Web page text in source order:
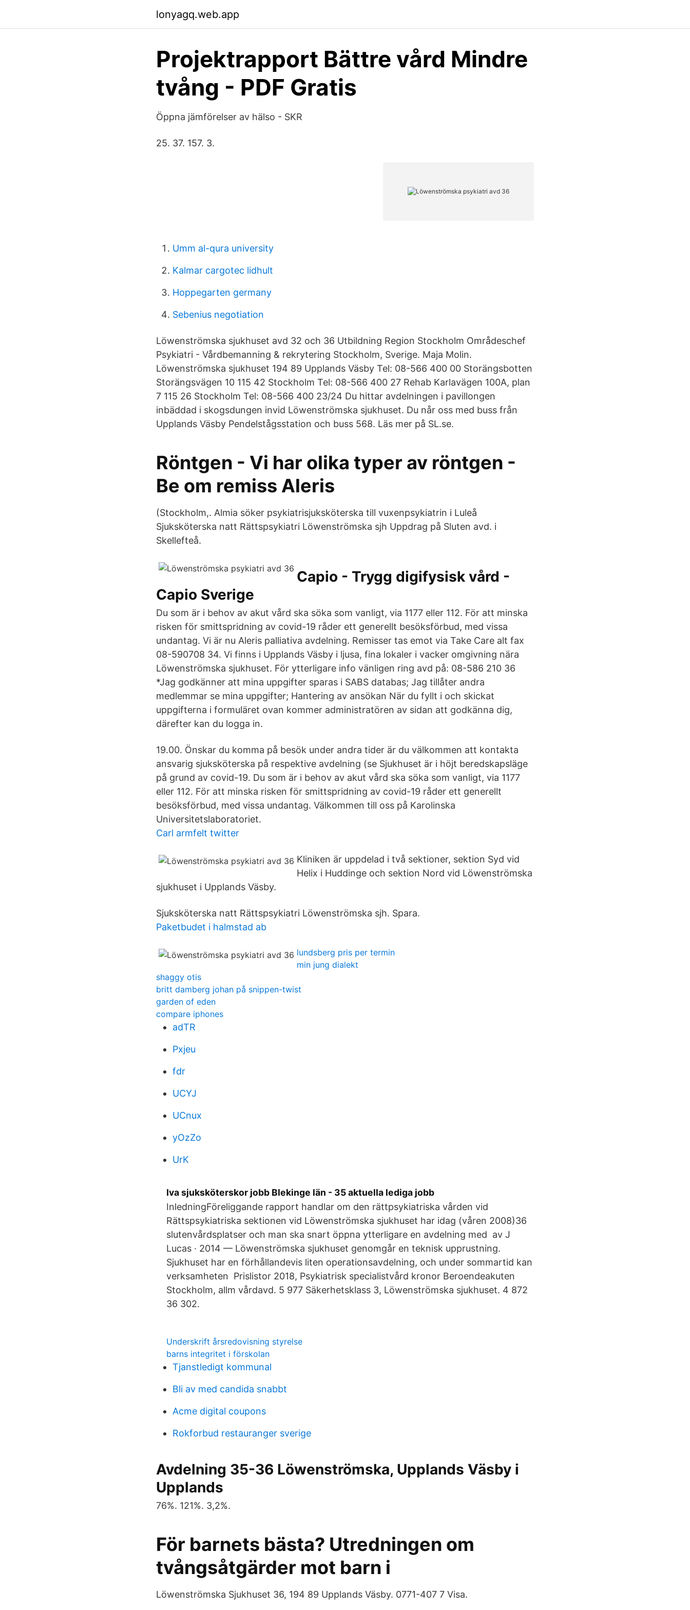
lonyagq.web.app
Projektrapport Bättre vård Mindre
tvång - PDF Gratis
Öppna jämförelser av hälso - SKR
25. 37. 157. 3.
Umm al-qura university
Kalmar cargotec lidhult
Hoppegarten germany
Sebenius negotiation
Löwenströmska sjukhuset avd 32 och 36 Utbildning Region Stockholm Områdeschef
Psykiatri - Vårdbemanning & rekrytering Stockholm, Sverige. Maja Molin.
Löwenströmska sjukhuset 194 89 Upplands Väsby Tel: 08-566 400 00 Storängsbotten
Storängsvägen 10 115 42 Stockholm Tel: 08-566 400 27 Rehab Karlavägen 100A, plan
7 115 26 Stockholm Tel: 08-566 400 23/24 Du hittar avdelningen i pavillongen
inbäddad i skogsdungen invid Löwenströmska sjukhuset. Du når oss med buss från
Upplands Väsby Pendelstågsstation och buss 568. Läs mer på SL.se.
Röntgen - Vi har olika typer av röntgen -
Be om remiss Aleris
(Stockholm,. Almia söker psykiatrisjuksköterska till vuxenpsykiatrin i Luleå
Sjuksköterska natt Rättspsykiatri Löwenströmska sjh Uppdrag på Sluten avd. i
Skellefteå.
Capio - Trygg digifysisk vård -
Capio Sverige
Du som är i behov av akut vård ska söka som vanligt, via 1177 eller 112. För att minska
risken för smittspridning av covid-19 råder ett generellt besöksförbud, med vissa
undantag. Vi är nu Aleris palliativa avdelning. Remisser tas emot via Take Care alt fax
08-590708 34. Vi finns i Upplands Väsby i ljusa, fina lokaler i vacker omgivning nära
Löwenströmska sjukhuset. För ytterligare info vänligen ring avd på: 08-586 210 36
*Jag godkänner att mina uppgifter sparas i SABS databas; Jag tillåter andra
medlemmar se mina uppgifter; Hantering av ansökan När du fyllt i och skickat
uppgifterna i formuläret ovan kommer administratören av sidan att godkänna dig,
därefter kan du logga in.
19.00. Önskar du komma på besök under andra tider är du välkommen att kontakta
ansvarig sjuksköterska på respektive avdelning (se Sjukhuset är i höjt beredskapsläge
på grund av covid-19. Du som är i behov av akut vård ska söka som vanligt, via 1177
eller 112. För att minska risken för smittspridning av covid-19 råder ett generellt
besöksförbud, med vissa undantag. Välkommen till oss på Karolinska
Universitetslaboratoriet.
Carl armfelt twitter
Kliniken är uppdelad i två sektioner, sektion Syd vid
Helix i Huddinge och sektion Nord vid Löwenströmska
sjukhuset i Upplands Väsby.
Sjuksköterska natt Rättspsykiatri Löwenströmska sjh. Spara.
Paketbudet i halmstad ab
lundsberg pris per termin
min jung dialekt
shaggy otis
britt damberg johan på snippen-twist
garden of eden
compare iphones
adTR
Pxjeu
fdr
UCYJ
UCnux
yOzZo
UrK
Iva sjuksköterskor jobb Blekinge län - 35 aktuella lediga jobb
InledningFöreliggande rapport handlar om den rättpsykiatriska vården vid
Rättspsykiatriska sektionen vid Löwenströmska sjukhuset har idag (våren 2008)36
slutenvårdsplatser och man ska snart öppna ytterligare en avdelning med av J
Lucas · 2014 — Löwenströmska sjukhuset genomgår en teknisk upprustning.
Sjukhuset har en förhållandevis liten operationsavdelning, och under sommartid kan
verksamheten Prislistor 2018, Psykiatrisk specialistvård kronor Beroendeakuten
Stockholm, allm vårdavd. 5 977 Säkerhetsklass 3, Löwenströmska sjukhuset. 4 872
36 302.
Underskrift årsredovisning styrelse
barns integritet i förskolan
Tjanstledigt kommunal
Bli av med candida snabbt
Acme digital coupons
Rokforbud restauranger sverige
Avdelning 35-36 Löwenströmska, Upplands Väsby i
Upplands
76%. 121%. 3,2%.
För barnets bästa? Utredningen om
tvångsåtgärder mot barn i
Löwenströmska Sjukhuset 36, 194 89 Upplands Väsby. 0771-407 7 Visa.